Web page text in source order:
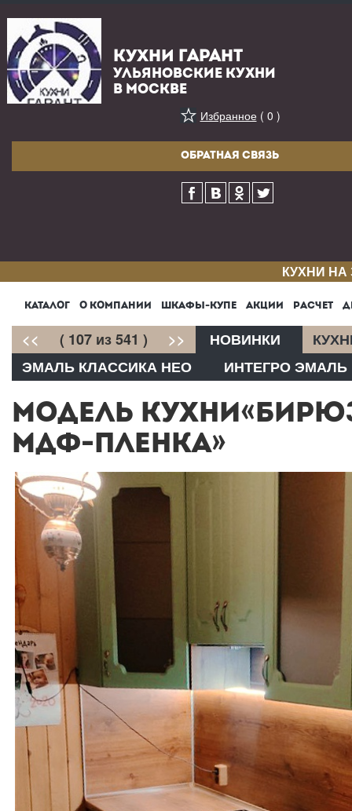
КУХНИ ГАРАНТ
УЛЬЯНОВСКИЕ КУХНИ
В МОСКВЕ
Избранное( 0 )
ОБРАТНАЯ СВЯЗЬ
КУХНИ
КАТАЛОГ О КОМПАНИИ ШКАФЫ-КУПЕ АКЦИИ РАСЧЕТ
<< ( 107 из 541 ) >> НОВИНКИ
ЭМАЛЬ КЛАССИКА НЕО
ИНТЕГРО ЭМАЛЬ
МОДЕЛЬ
МДФ-ПЛЕНКА»